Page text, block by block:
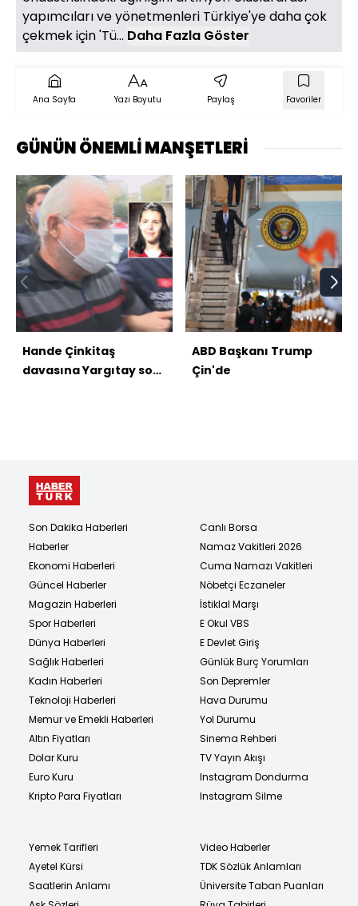
yapımcıları ve yönetmenleri Türkiye'ye daha çok
çekmek için 'Tü... Daha Fazla Göster
Ana Sayfa Yazı Boyutu Paylaş Favoriler
GÜNÜN ÖNEMLİ MANŞETLERİ
Hande Çinkitaş
davasına Yargıtay son
ABD Başkanı Trump
Çin'de
Son Dakika Haberleri
Haberler
Ekonomi Haberleri
Güncel Haberler
Magazin Haberleri
Spor Haberleri
Dünya Haberleri
Sağlık Haberleri
Kadın Haberleri
Teknoloji Haberleri
Memur ve Emekli Haberleri
Altın Fiyatları
Dolar Kuru
Euro Kuru
Kripto Para Fiyatları
Canlı Borsa
Namaz Vakitleri 2026
Cuma Namazı Vakitleri
Nöbetçi Eczaneler
İstiklal Marşı
E Okul VBS
E Devlet Giriş
Günlük Burç Yorumları
Son Depremler
Hava Durumu
Yol Durumu
Sinema Rehberi
TV Yayın Akışı
Instagram Dondurma
Instagram Silme
Yemek Tarifleri
Ayetel Kürsi
Saatlerin Anlamı
Video Haberler
TDK Sözlük Anlamları
Üniversite Taban Puanları